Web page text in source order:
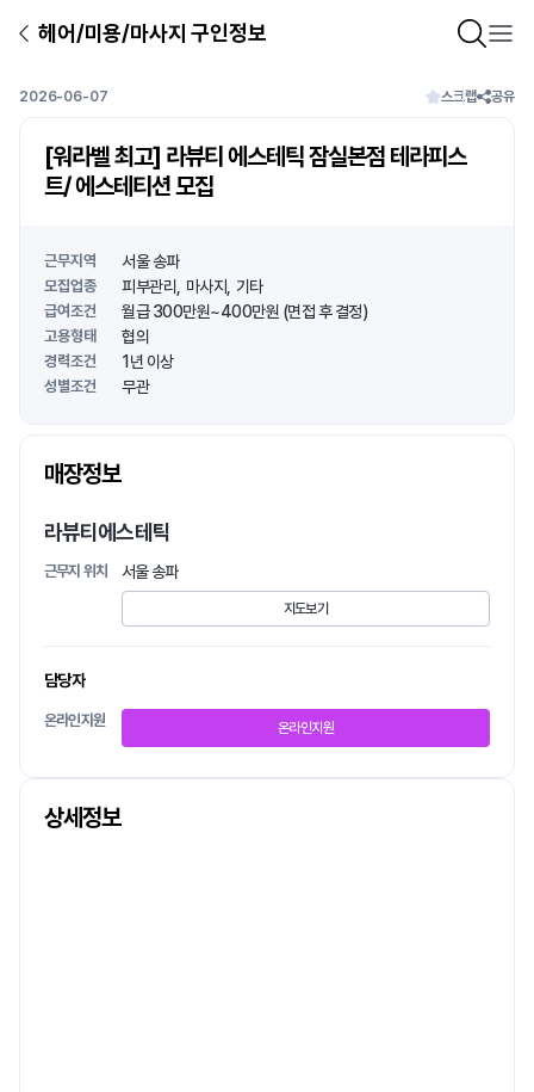
헤어/미용/마사지 구인정보
2026-06-07 스크랩 공유
[워라벨 최고] 라뷰티 에스테틱 잠실본점 테라피스
트/ 에스테티션 모집
근무지역 서울 송파
모집업종 피부관리 마사지 기타
급여조건 월급 300만원~400만원 (면접 후 결정)
고용형태 협의
경력조건 1년 이상
성별조건 무관
매장정보
라뷰티에스테틱
근무지 위치 서울 송파
지도보기
담당자
온라인지원 온라인지원
상세정보